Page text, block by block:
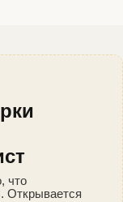
что
Открывается